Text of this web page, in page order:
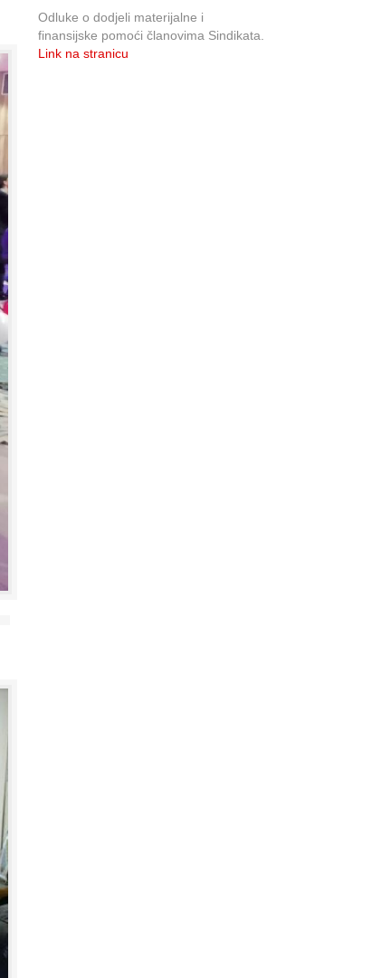
Odluke o dodjeli materijalne i
finansijske pomoći članovima Sindikata.
Link na stranicu